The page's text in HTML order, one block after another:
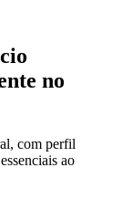
no
com perfil
ao